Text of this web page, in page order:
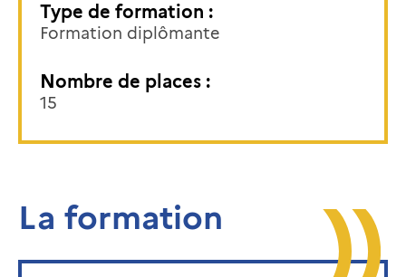
Type de formation :
Formation diplômante
Nombre de places :
15
La formation